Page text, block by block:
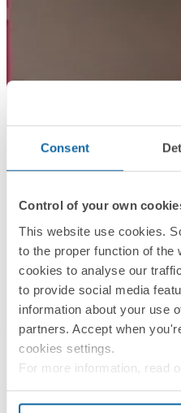
Consent
Control of your own
This website use cookies.
to the proper function of the
cookies to analyse our
to provide social media
information about your use
partners. Accept when
cookies settings.
For more information, read